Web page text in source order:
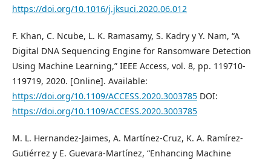
https://doi.org/10.1016/j.jksuci.2020.06.012
F. Khan, C. Ncube, L. K. Ramasamy, S. Kadry y Y. Nam, “A
Digital DNA Sequencing Engine for Ransomware Detection
Using Machine Learning,” IEEE Access, vol. 8, pp. 119710-
119719, 2020. [Online]. Available:
https://doi.org/10.1109/ACCESS.2020.3003785 DOI:
https://doi.org/10.1109/ACCESS.2020.3003785
M. L. Hernandez-Jaimes, A. Martínez-Cruz, K. A. Ramírez-
Gutiérrez y E. Guevara-Martínez, “Enhancing Machine